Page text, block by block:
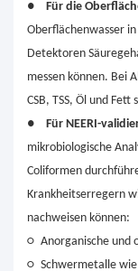
●
Für die
Oberflächenwasser
Detektoren
messen können. Bei
CSB, TSS, Öl und
●
Für NEERI-
mikrobiologische
Coliformen
Krankheitserregern
nachweisen können:
○ Anorganische und
○ Schwermetalle